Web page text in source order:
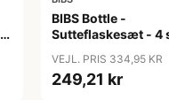
BIBS Bottle -
Sutteflaskesæt - 4
270ml - Ivory
VEJL. PRIS 334,95 KR
249,21 kr